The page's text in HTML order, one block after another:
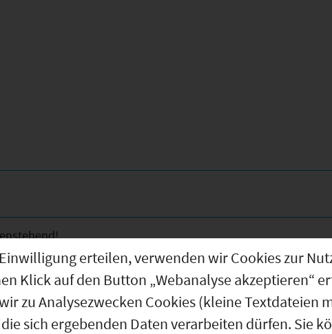
erteilen, verwenden wir Cookies zur
Klick auf den Button „Webanalyse akzeptieren“
zu Analysezwecken Cookies (kleine Textdateien
sich ergebenden Daten verarbeiten dürfen. Sie